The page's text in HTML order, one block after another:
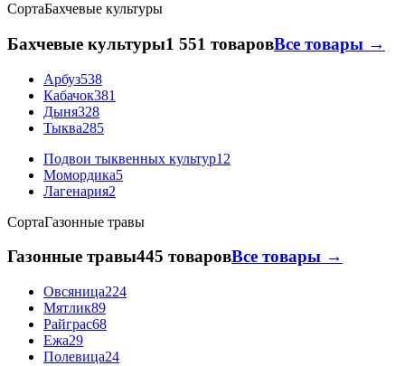
СортаБахчевые культуры
Бахчевые культуры1 551 товаровВсе товары →
Арбуз538
Кабачок381
Дыня328
Тыква285
Подвои тыквенных культур12
Момордика5
Лагенария2
СортаГазонные травы
Газонные травы445 товаровВсе товары →
Овсяница224
Мятлик89
Райграс68
Ежа29
Полевица24